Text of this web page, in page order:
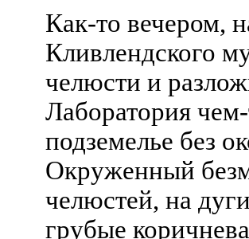
Как-то вечером,
Кливлендского
челюсти и
Лаборатория
подземелье без
Окруженный
челюстей, на
грубые